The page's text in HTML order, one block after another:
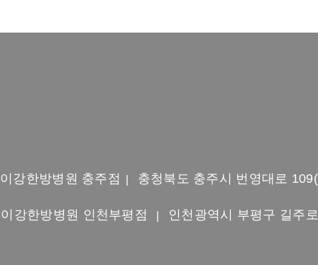
이강한방병원 충주점 충청북도 충주시 번영대로
이강한방병원 인천부평점 인천광역시 부평구 길주